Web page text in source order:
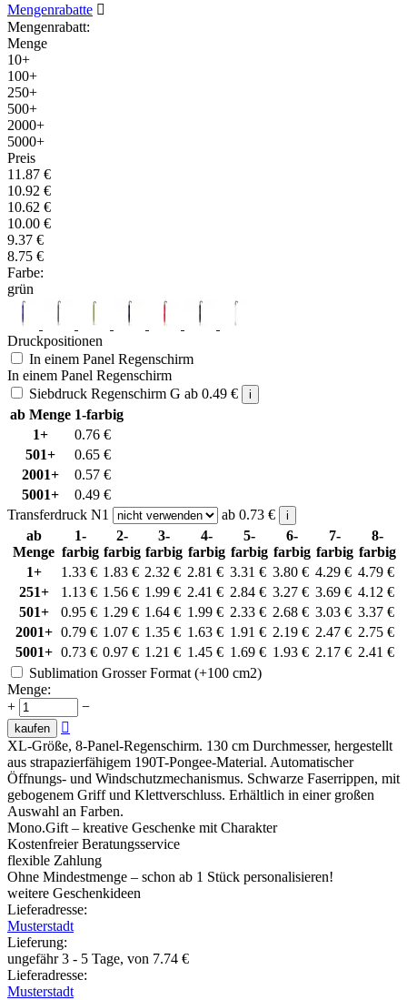
Mengenrabatte 
Mengenrabatt:
Menge
10+
100+
250+
500+
2000+
5000+
Preis
11.87 €
10.92 €
10.62 €
10.00 €
9.37 €
8.75 €
Farbe:
grün
Druckpositionen
In einem Panel Regenschirm
In einem Panel Regenschirm
Siebdruck Regenschirm G ab 0.49 € i
ab Menge 1-farbig
1+
0.76 €
501+
0.65 €
2001+
0.57 €
5001+
0.49 €
Transferdruck N1
ab 0.73 € i
ab
Menge
1-
farbig
2-
farbig
3-
farbig
4-
farbig
5-
farbig
6-
farbig
7-
farbig
8-
farbig
1+
1.33 € 1.83 € 2.32 € 2.81 € 3.31 € 3.80 € 4.29 € 4.79 €
251+
1.13 € 1.56 € 1.99 € 2.41 € 2.84 € 3.27 € 3.69 € 4.12 €
501+
0.95 € 1.29 € 1.64 € 1.99 € 2.33 € 2.68 € 3.03 € 3.37 €
2001+ 0.79 € 1.07 € 1.35 € 1.63 € 1.91 € 2.19 € 2.47 € 2.75 €
5001+ 0.73 € 0.97 € 1.21 € 1.45 € 1.69 € 1.93 € 2.17 € 2.41 €
Sublimation Grosser Format (+100 cm2)
Menge:
+
−
kaufen

XL-Größe, 8-Panel-Regenschirm. 130 cm Durchmesser, hergestellt
aus strapazierfähigem 190T-Pongee-Material. Automatischer
Öffnungs- und Windschutzmechanismus. Schwarze Faserrippen, mit
gebogenem Griff und Klettverschluss. Erhältlich in einer großen
Auswahl an Farben.
Mono.Gift – kreative Geschenke mit Charakter
Kostenfreier Beratungsservice
flexible Zahlung
Ohne Mindestmenge – schon ab 1 Stück personalisieren!
weitere Geschenkideen
Lieferadresse:
Musterstadt
Lieferung:
ungefähr 3 - 5 Tage, von 7.74 €
Lieferadresse:
Musterstadt